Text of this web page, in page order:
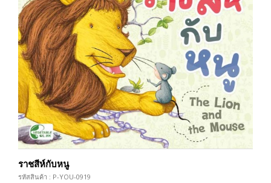
ราชสีห์กับหนู
รหัสสินค้า : P-YOU-0919